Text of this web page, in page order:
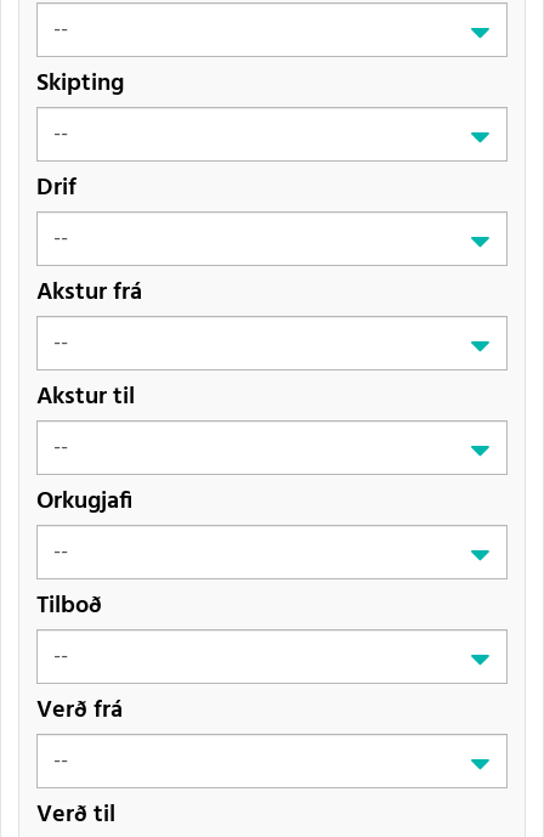
Skipting
Drif
Akstur frá
Akstur til
Orkugjafi
Tilboð
Verð frá
Verð til